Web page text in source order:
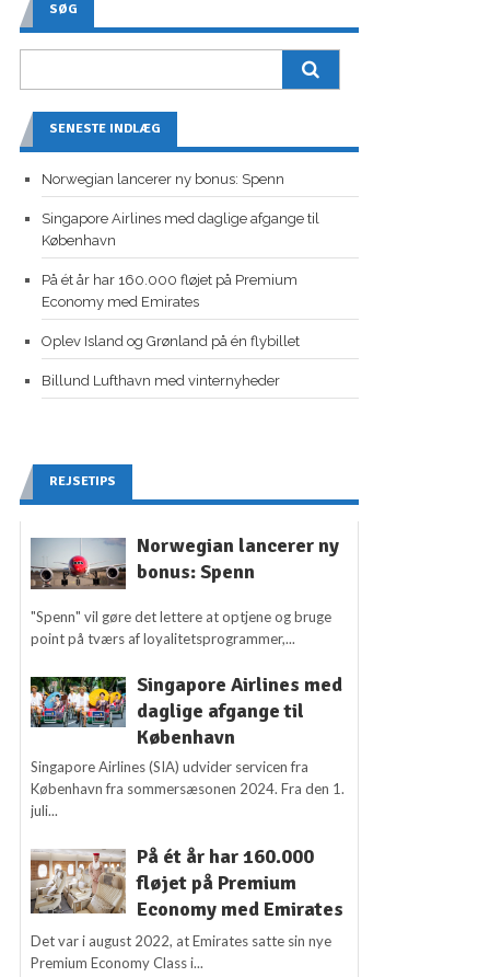
SØG
SENESTE INDLÆG
Norwegian lancerer ny bonus: Spenn
Singapore Airlines med daglige afgange til
København
På ét år har 160.000 fløjet på Premium
Economy med Emirates
Oplev Island og Grønland på én flybillet
Billund Lufthavn med vinternyheder
REJSETIPS
Norwegian lancerer ny
bonus: Spenn
"Spenn" vil gøre det lettere at optjene og bruge
point på tværs af loyalitetsprogrammer,...
Singapore Airlines med
daglige afgange til
København
Singapore Airlines (SIA) udvider servicen fra
København fra sommersæsonen 2024. Fra den 1.
juli...
På ét år har 160.000
fløjet på Premium
Economy med Emirates
Det var i august 2022, at Emirates satte sin nye
Premium Economy Class i...